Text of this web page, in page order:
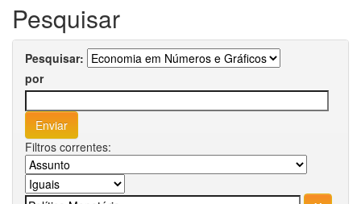
Pesquisar
Pesquisar:
por
Filtros correntes: